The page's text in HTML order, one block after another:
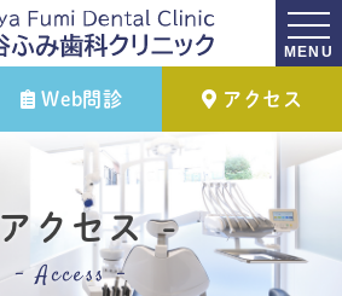
MENU
Web問診 アクセス
アクセス
Access